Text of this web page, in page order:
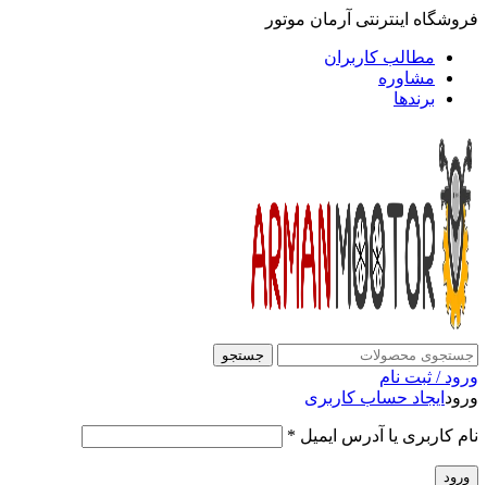
فروشگاه اینترنتی آرمان موتور
مطالب کاربران
مشاوره
برندها
جستجو
ورود / ثبت نام
ورود ایجاد حساب کاربری
نام کاربری یا آدرس ایمیل *
ورود